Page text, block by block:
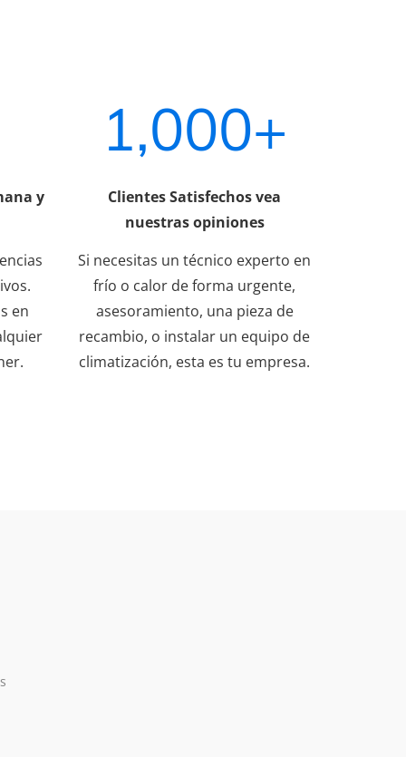
y
en
1,000+
Clientes Satisfechos vea
nuestras opiniones
Si necesitas un técnico experto en
frío o calor de forma urgente,
asesoramiento, una pieza de
recambio, o instalar un equipo de
climatización, esta es tu empresa.